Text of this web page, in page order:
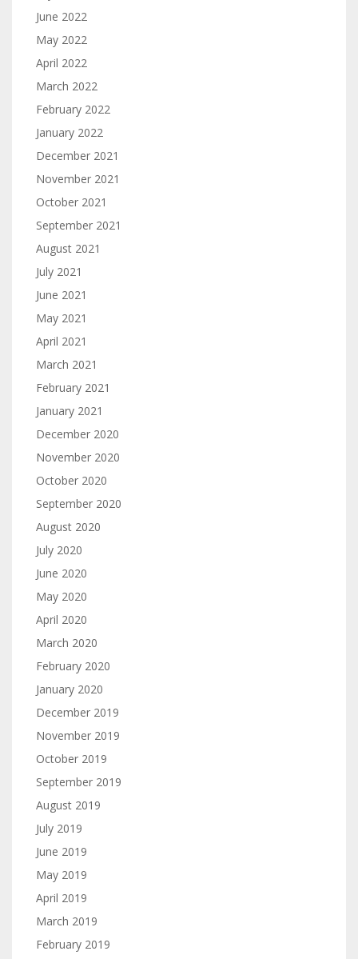
June 2022
May 2022
April 2022
March 2022
February 2022
January 2022
December 2021
November 2021
October 2021
September 2021
August 2021
July 2021
June 2021
May 2021
April 2021
March 2021
February 2021
January 2021
December 2020
November 2020
October 2020
September 2020
August 2020
July 2020
June 2020
May 2020
April 2020
March 2020
February 2020
January 2020
December 2019
November 2019
October 2019
September 2019
August 2019
July 2019
June 2019
May 2019
April 2019
March 2019
February 2019